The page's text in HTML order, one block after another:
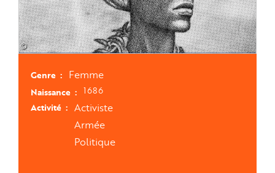
©
Genre Femme
Naissance 1686
Activité
Activiste
Armée
Politique